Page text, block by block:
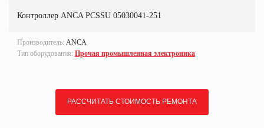
Контроллер ANCA PCSSU 05030041-251
Производитель: ANCA
Тип оборудования: Прочая промышленная электроника
РАССЧИТАТЬ СТОИМОСТЬ РЕМОНТА